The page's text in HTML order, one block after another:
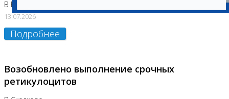
В Бутово
13.07.2026
Подробнее
Возобновлено выполнение срочных
ретикулоцитов